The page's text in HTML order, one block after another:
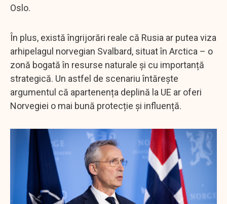
Oslo.
În plus, există îngrijorări reale că Rusia ar putea viza
arhipelagul norvegian Svalbard, situat în Arctica – o
zonă bogată în resurse naturale și cu importanță
strategică. Un astfel de scenariu întărește
argumentul că apartenența deplină la UE ar oferi
Norvegiei o mai bună protecție și influență.